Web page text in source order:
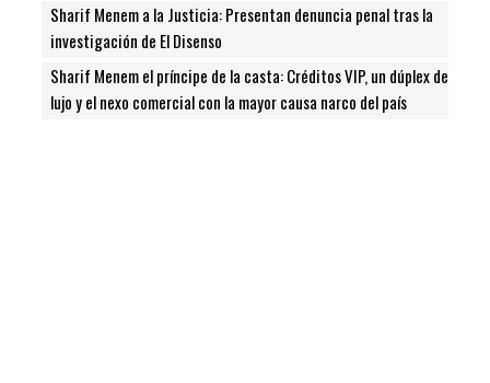
Sharif Menem a la Justicia: Presentan denuncia penal tras la
investigación de El Disenso
Sharif Menem el príncipe de la casta: Créditos VIP, un dúplex de
lujo y el nexo comercial con la mayor causa narco del país